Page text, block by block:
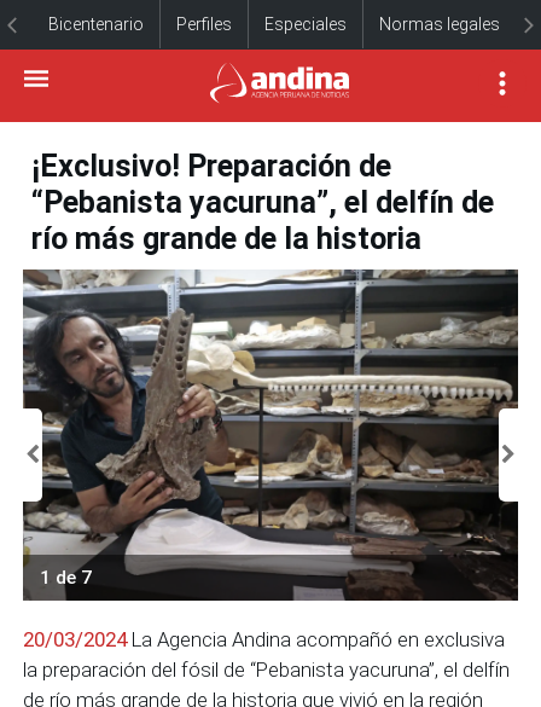
Bicentenario Perfiles Especiales Normas legales
¡Exclusivo! Preparación de
“Pebanista yacuruna”, el delfín de
río más grande de la historia
1 de 7
20/03/2024La Agencia Andina acompañó en exclusiva
la preparación del fósil de “Pebanista yacuruna”, el delfín
de río más grande de la historia que vivió en la región